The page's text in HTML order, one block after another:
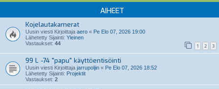
AIHEET
Kojelautakamerat
Uusin viesti Kirjoittaja aero « Pe Elo 07, 2026 19:00
Lähetetty Sijainti: Yleinen
Vastaukset: 44 1 2 3
99 L -74 "papu" käyttöentisöinti
Uusin viesti Kirjoittaja jarrupoljin « Pe Elo 07, 2026 18:52
Lähetetty Sijainti: Projektit
Vastaukset: 2